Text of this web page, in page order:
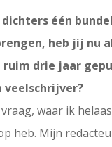
één
heb jij nu
ruim drie jaar
veelschrijver?
waar ik
heb. Mijn